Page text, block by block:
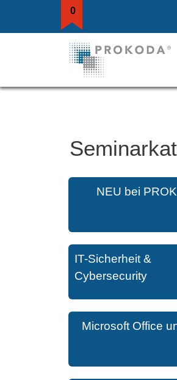
0
NEU bei
IT-Sicherheit &
Cybersecurity
Microsoft Office